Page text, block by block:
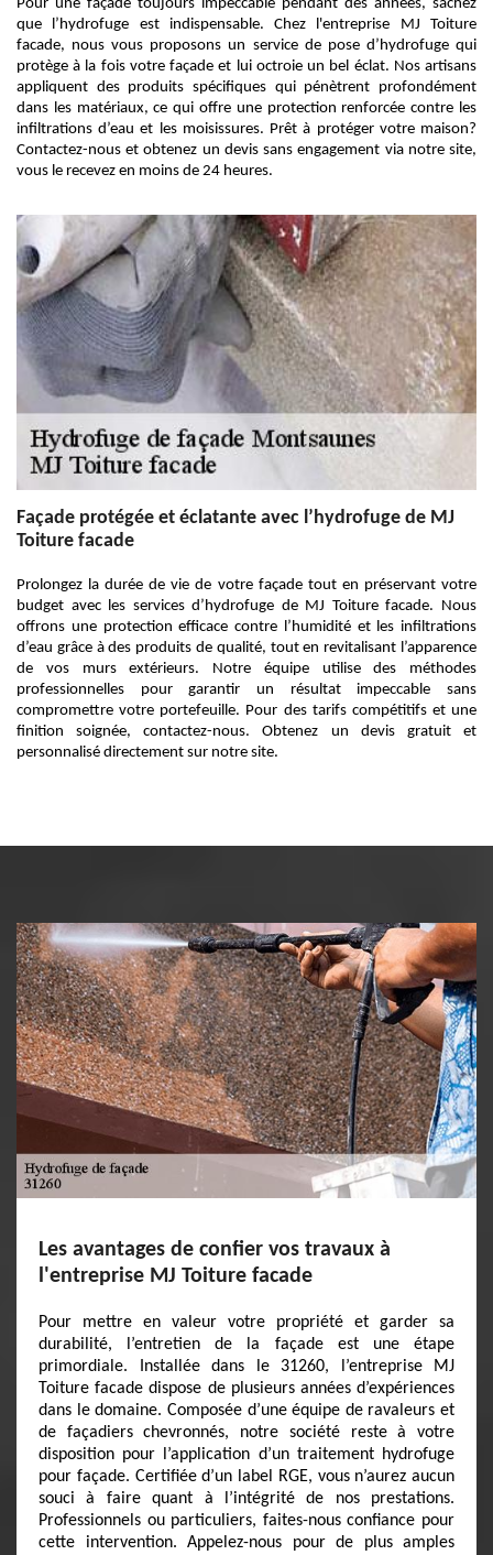
Pour une façade toujours impeccable pendant des années, sachez
que l’hydrofuge est indispensable. Chez l'entreprise MJ Toiture
facade, nous vous proposons un service de pose d’hydrofuge qui
protège à la fois votre façade et lui octroie un bel éclat. Nos artisans
appliquent des produits spécifiques qui pénètrent profondément
dans les matériaux, ce qui offre une protection renforcée contre les
infiltrations d’eau et les moisissures. Prêt à protéger votre maison?
Contactez-nous et obtenez un devis sans engagement via notre site,
vous le recevez en moins de 24 heures.
Façade protégée et éclatante avec l’hydrofuge de MJ
Toiture facade
Prolongez la durée de vie de votre façade tout en préservant votre
budget avec les services d’hydrofuge de MJ Toiture facade. Nous
offrons une protection efficace contre l’humidité et les infiltrations
d’eau grâce à des produits de qualité, tout en revitalisant l’apparence
de vos murs extérieurs. Notre équipe utilise des méthodes
professionnelles pour garantir un résultat impeccable sans
compromettre votre portefeuille. Pour des tarifs compétitifs et une
finition soignée, contactez-nous. Obtenez un devis gratuit et
personnalisé directement sur notre site.
Les avantages de confier vos travaux à
l'entreprise MJ Toiture facade
Pour mettre en valeur votre propriété et garder sa
durabilité, l’entretien de la façade est une étape
primordiale. Installée dans le 31260, l’entreprise MJ
Toiture facade dispose de plusieurs années d’expériences
dans le domaine. Composée d’une équipe de ravaleurs et
de façadiers chevronnés, notre société reste à votre
disposition pour l’application d’un traitement hydrofuge
pour façade. Certifiée d’un label RGE, vous n’aurez aucun
souci à faire quant à l’intégrité de nos prestations.
Professionnels ou particuliers, faites-nous confiance pour
cette intervention. Appelez-nous pour de plus amples